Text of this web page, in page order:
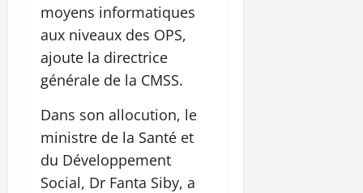
moyens informatiques
aux niveaux des OPS,
ajoute la directrice
générale de la CMSS.
Dans son allocution, le
ministre de la Santé et
du Développement
Social, Dr Fanta Siby, a